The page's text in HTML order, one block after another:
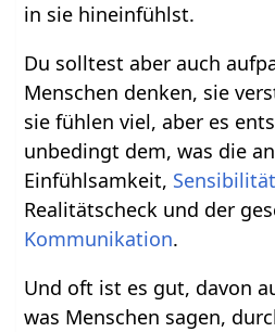
in sie hineinfühlst.
Du solltest aber auch
Menschen denken, sie
sie fühlen viel, aber es
unbedingt dem, was die
Einfühlsamkeit, Sensibilität
Realitätscheck und der
Kommunikation.
Und oft ist es gut, davon
was Menschen sagen,